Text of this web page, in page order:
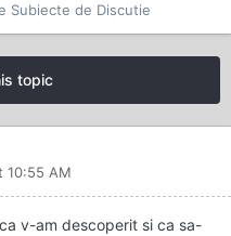
Subiecte de Discutie
topic
10:55 AM
v-am descoperit si ca sa-